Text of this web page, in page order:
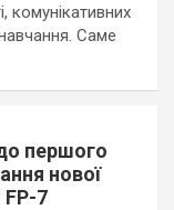
комунікативних
Саме
першого
нової
FP-7